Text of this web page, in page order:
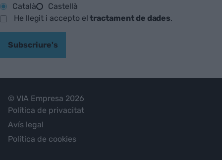
Català
Castellà
He llegit i accepto eltractament de dades.
Subscriure's
© VIA Empresa 2026
Política de privacitat
Avís legal
Política de cookies